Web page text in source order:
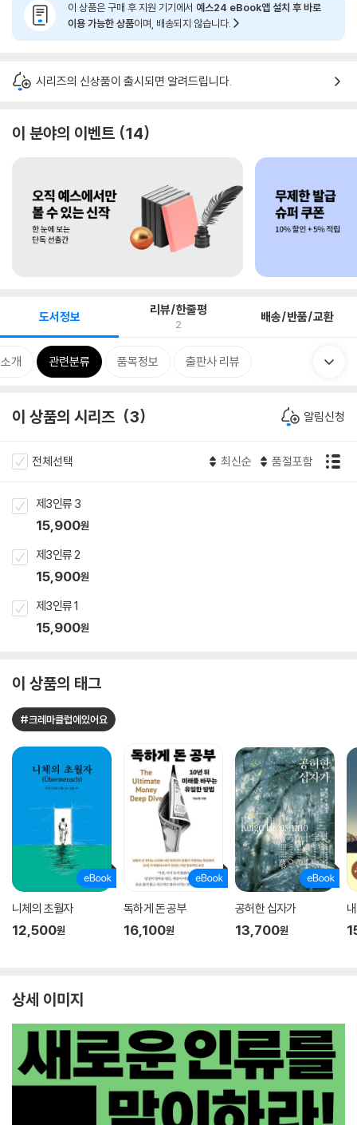
이 상품은 구매 후 지원 기기에서 예스24 eBook앱 설치 후 바로
이용 가능한 상품이며, 배송되지 않습니다.
시리즈의 신상품이 출시되면 알려드립니다.
이 분야의 이벤트 14
도서정보 리뷰/한줄평
2 배송/반품/교환
개 관련분류 품목정보 출판사 리뷰
이 상품의 시리즈 3 알림신청
전체선택 최신순 품절포함
제3인류 3
15,900원
제3인류 2
15,900원
제3인류 1
15,900원
이 상품의 태그
#크레마클럽에있어요
니체의 초월자
12,500원
독하게 돈 공부
16,100원
공허한 십자가
13,700원
상세 이미지